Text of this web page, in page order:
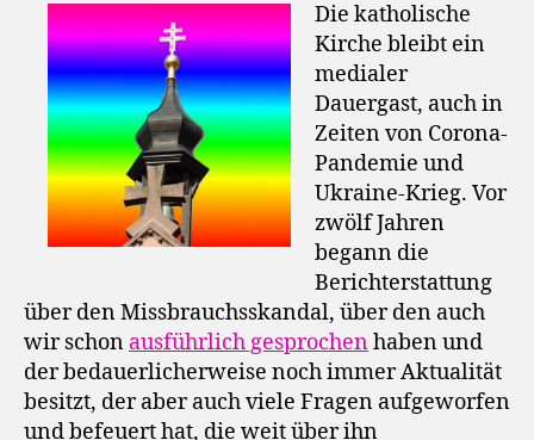
Die katholische
Kirche bleibt ein
medialer
Dauergast, auch in
Zeiten von Corona-
Pandemie und
Ukraine-Krieg. Vor
zwölf Jahren
begann die
Berichterstattung
über den Missbrauchsskandal, über den auch
wir schon ausführlich gesprochenhaben und
der bedauerlicherweise noch immer Aktualität
besitzt, der aber auch viele Fragen aufgeworfen
und befeuert hat, die weit über ihn